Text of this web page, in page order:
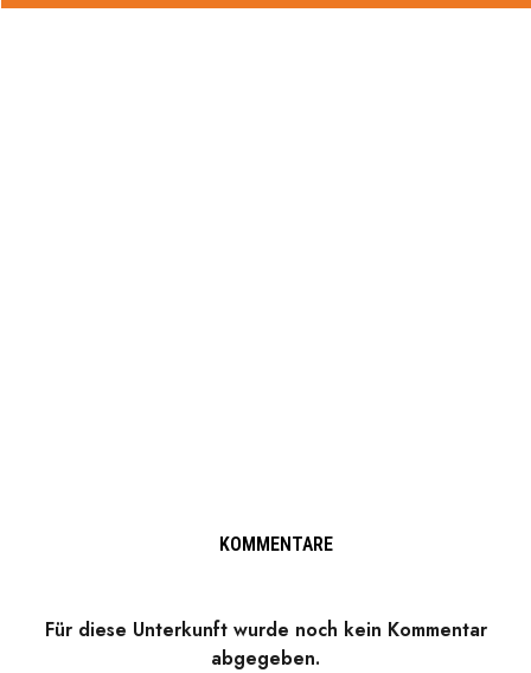
KOMMENTARE
Für diese Unterkunft wurde noch kein Kommentar
abgegeben.